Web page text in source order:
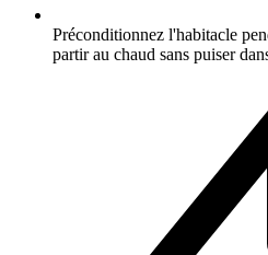
Préconditionnez l'habitacle
partir au chaud sans puiser